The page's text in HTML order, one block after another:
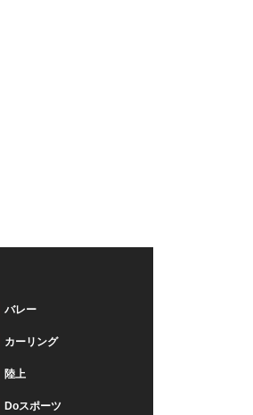
バレー
カーリング
陸上
Doスポーツ